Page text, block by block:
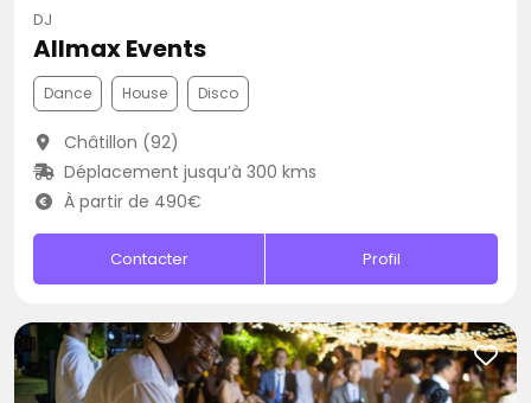
DJ
Allmax Events
Dance House Disco
Châtillon (92)
Déplacement jusqu’à 300 kms
À partir de 490€
Contacter Profil